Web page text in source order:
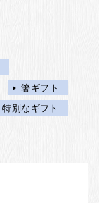
箸ギフト
特別なギフト